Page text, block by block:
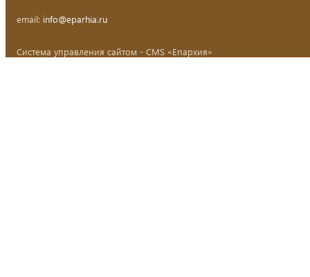
email: info@eparhia.ru
Система управления сайтом - CMS «Епархия»